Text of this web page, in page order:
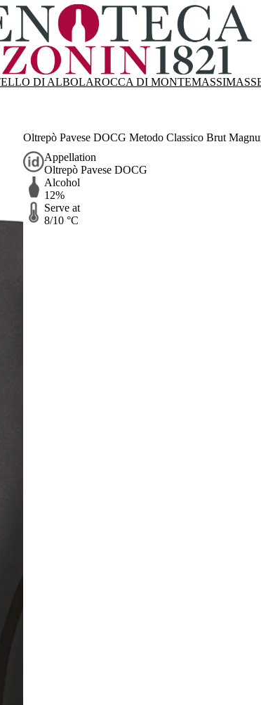
DI ALBOLAROCCA DI MONTEMASSI
Oltrepò Pavese DOCG Metodo Classico Brut
Appellation
Oltrepò Pavese DOCG
Alcohol
12%
Serve at
8/10 °C